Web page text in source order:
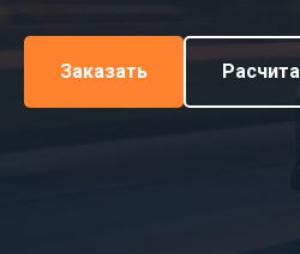
Заказать